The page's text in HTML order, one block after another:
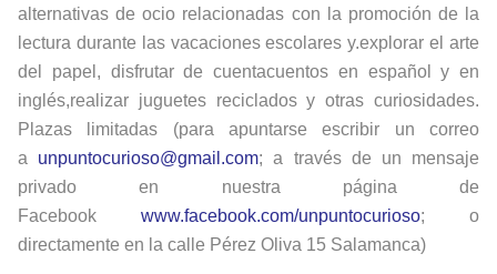
alternativas de ocio relacionadas con la promoción de la
lectura durante las vacaciones escolares y.explorar el arte
del papel, disfrutar de cuentacuentos en español y en
inglés,realizar juguetes reciclados y otras curiosidades.
Plazas limitadas (para apuntarse escribir un correo
a unpuntocurioso@gmail.com; a través de un mensaje
privado en nuestra página de
Facebook www.facebook.com/unpuntocurioso; o
directamente en la calle Pérez Oliva 15 Salamanca)